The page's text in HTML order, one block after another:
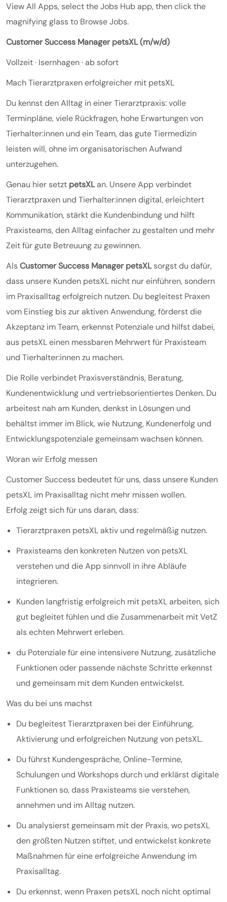
View All Apps, select the Jobs Hub app, then click the
magnifying glass to Browse Jobs.
Customer Success Manager petsXL (m/w/d)
Vollzeit · Isernhagen · ab sofort
Mach Tierarztpraxen erfolgreicher mit petsXL
Du kennst den Alltag in einer Tierarztpraxis: volle
Terminpläne, viele Rückfragen, hohe Erwartungen von
Tierhalter:innen und ein Team, das gute Tiermedizin
leisten will, ohne im organisatorischen Aufwand
unterzugehen.
Genau hier setzt petsXLan. Unsere App verbindet
Tierarztpraxen und Tierhalter:innen digital, erleichtert
Kommunikation, stärkt die Kundenbindung und hilft
Praxisteams, den Alltag einfacher zu gestalten und mehr
Zeit für gute Betreuung zu gewinnen.
AlsCustomer Success Manager petsXLsorgst du dafür,
dass unsere Kunden petsXL nicht nur einführen, sondern
im Praxisalltag erfolgreich nutzen. Du begleitest Praxen
vom Einstieg bis zur aktiven Anwendung, förderst die
Akzeptanz im Team, erkennst Potenziale und hilfst dabei,
aus petsXL einen messbaren Mehrwert für Praxisteam
und Tierhalter:innen zu machen.
Die Rolle verbindet Praxisverständnis, Beratung,
Kundenentwicklung und vertriebsorientiertes Denken. Du
arbeitest nah am Kunden, denkst in Lösungen und
behältst immer im Blick, wie Nutzung, Kundenerfolg und
Entwicklungspotenziale gemeinsam wachsen können.
Woran wir Erfolg messen
Customer Success bedeutet für uns, dass unsere Kunden
petsXL im Praxisalltag nicht mehr missen wollen.
Erfolg zeigt sich für uns daran, dass:
Tierarztpraxen petsXL aktiv und regelmäßig nutzen.
Praxisteams den konkreten Nutzen von petsXL
verstehen und die App sinnvoll in ihre Abläufe
integrieren.
Kunden langfristig erfolgreich mit petsXL arbeiten, sich
gut begleitet fühlen und die Zusammenarbeit mit VetZ
als echten Mehrwert erleben.
du Potenziale für eine intensivere Nutzung, zusätzliche
Funktionen oder passende nächste Schritte erkennst
und gemeinsam mit dem Kunden entwickelst.
Was du bei uns machst
Du begleitest Tierarztpraxen bei der Einführung,
Aktivierung und erfolgreichen Nutzung von petsXL.
Du führst Kundengespräche, Online-Termine,
Schulungen und Workshops durch und erklärst digitale
Funktionen so, dass Praxisteams sie verstehen,
annehmen und im Alltag nutzen.
Du analysierst gemeinsam mit der Praxis, wo petsXL
den größten Nutzen stiftet, und entwickelst konkrete
Maßnahmen für eine erfolgreiche Anwendung im
Praxisalltag.
Du erkennst, wenn Praxen petsXL noch nicht optimal